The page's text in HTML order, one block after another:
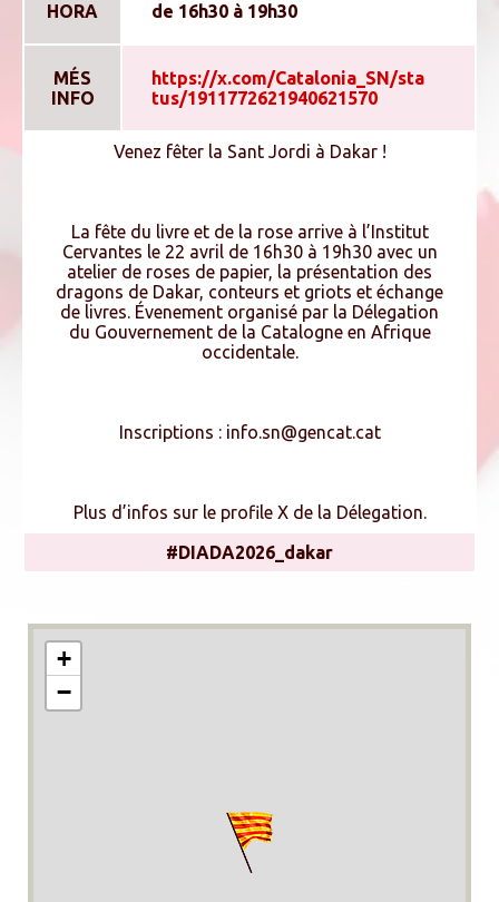
HORA de 16h30 à 19h30
MÉS
INFO
https://x.com/Catalonia_SN/sta
tus/1911772621940621570
Venez fêter la Sant Jordi à Dakar !
La fête du livre et de la rose arrive à l’Institut
Cervantes le 22 avril de 16h30 à 19h30 avec un
atelier de roses de papier, la présentation des
dragons de Dakar, conteurs et griots et échange
de livres. Évenement organisé par la Délegation
du Gouvernement de la Catalogne en Afrique
occidentale.
Inscriptions : info.sn@gencat.cat
Plus d’infos sur le profile X de la Délegation.
#DIADA2026_dakar
+
−